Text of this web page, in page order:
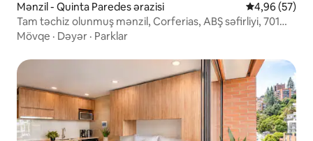
Mənzil - Quinta Paredes ərazisi Ortalama
4,96 (57)
Tam təchiz olunmuş mənzil, Corferias, ABŞ səfirliyi, 701
nömrəli parkinq
Mövqe · Dəyər · Parklar